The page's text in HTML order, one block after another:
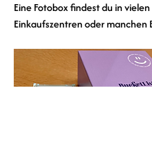
Eine Fotobox findest du in vielen
Einkaufszentren oder manchen